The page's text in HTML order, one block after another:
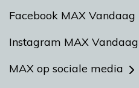
Facebook MAX Vandaag
Instagram MAX Vandaag
MAX op sociale media